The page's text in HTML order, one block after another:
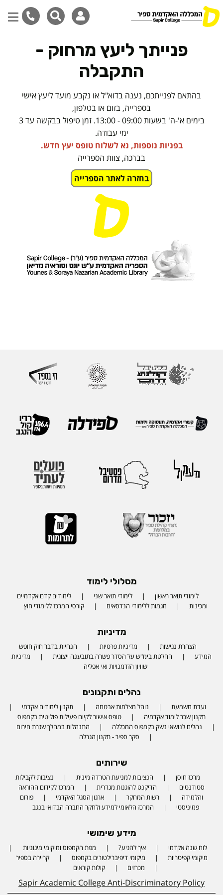
לתוכן
המרכזי
פנייתך ליעץ מרחוק -
התקבלה
בהתאם לפנייתכם, נענה בדוא"ל או נקבע מועד ליעץ אישי
בספרייה, בזום או בטלפון,
בימים א'-ה' בשעות 09:00 - 13:00. זמן טיפול בבקשה עד 3
ימי עבודה.
בפניות נוספות, נא לשלוח טופס יעץ חדש.
בברכה, צוות הספרייה
בחזרה לאתר הספרייה
מסלולי לימוד
לימודי תואר ראשון לימודי תואר שני
לימודים קדם אקדמיים
ומכינות
מגמות ללימודי הנדסאים קורסי המרכז ללימודי חוץ
מדיניות
הצהרת נגישות מדיניות פרטיות
הנחיות בדבר חוק חופש
המידע
החלטת בימ"ש על הסדר פשרה בתובענה ייצוגית
מדיניות
שוויון הזדמנויות ואי-אפליה
נהלים ותקנונים
ועדת משמעת נוהל מצלמות אבטחה
תקנון לימודים אקדמי
תקנון שכר לימוד אקדמיה
טופס אישור לקיום פעילות פוליטית בקמפוס
נהלים לנושאי נשק בקמפוס המכללה
התנהלות במהלך שגרת חירום
סקר ספיר - תקנון הגרלה
שירותים
מרכז חוסן הנציבות למניעת הטרדה מינית
נציבות לקבילות
סטודנטים
הדיקנט להוגנות מגדרית
המרכז לקידום ההוראה
והלמידה
רשות המחקר ארגון הסגל האקדמי
פורום
פמיניסטי
המרכז הלאומי למידע ולחקר החברה הבדואי בנגב
מידע שימושי
לוח שנה אקדמי איך להגיע?
מפת הקמפוס ומיקומי מיגוניות
מיקומי קפיטריות
מיקומי דיפיברילטורים בקמפוס
קריירה בספיר
מכרזים
קולות קוראים
Sapir Academic College Anti-Discriminatory Policy
Phone number